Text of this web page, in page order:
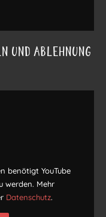
und Ablehnung
benötigt YouTube
werden. Mehr
Datenschutz.